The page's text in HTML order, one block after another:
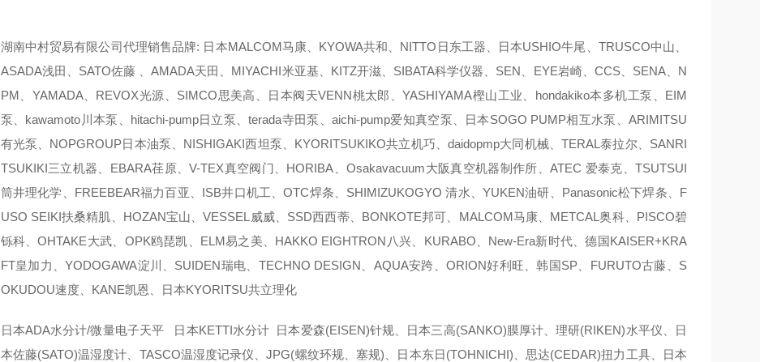
湖南中村贸易有限公司代理销售品牌: 日本MALCOM马康、KYOWA共和、NITTO日东工器、日本USHIO牛尾、TRUSCO中山、
ASADA浅田、SATO佐藤 、AMADA天田、MIYACHI米亚基、KITZ开滋、SIBATA科学仪器、SEN、EYE岩崎、CCS、SENA、N
PM、YAMADA、REVOX光源、SIMCO思美高、日本阀天VENN桃太郎、YASHIYAMA樫山工业、hondakiko本多机工泵、EIM
泵、kawamoto川本泵、hitachi-pump日立泵、terada寺田泵、aichi-pump爱知真空泵、日本SOGO PUMP相互水泵、ARIMITSU
有光泵、NOPGROUP日本油泵、NISHIGAKI西坦泵、KYORITSUKIKO共立机巧、daidopmp大同机械、TERAL泰拉尔、SANRI
TSUKIKI三立机器、EBARA荏原、V-TEX真空阀门、HORIBA、Osakavacuum大阪真空机器制作所、ATEC 爱泰克、TSUTSUI
筒井理化学、FREEBEAR福力百亚、ISB井口机工、OTC焊条、SHIMIZUKOGYO 清水、YUKEN油研、Panasonic松下焊条、F
USO SEIKI扶桑精肌、HOZAN宝山、VESSEL威威、SSD西西蒂、BONKOTE邦可、MALCOM马康、METCAL奥科、PISCO碧
铄科、OHTAKE大武、OPK鸥琵凯、ELM易之美、HAKKO EIGHTRON八兴、KURABO、New-Era新时代、德国KAISER+KRA
FT皇加力、YODOGAWA淀川、SUIDEN瑞电、TECHNO DESIGN、AQUA安跨、ORION好利旺、韩国SP、FURUTO古藤、S
OKUDOU速度、KANE凯恩、日本KYORITSU共立理化
日本ADA水分计/微量电子天平 日本KETTI水分计 日本爱森(EISEN)针规、日本三高(SANKO)膜厚计、理研(RIKEN)水平仪、日
本佐藤(SATO)温湿度计、TASCO温湿度记录仪、JPG(螺纹环规、塞规)、日本东日(TOHNICHI)、思达(CEDAR)扭力工具、日本